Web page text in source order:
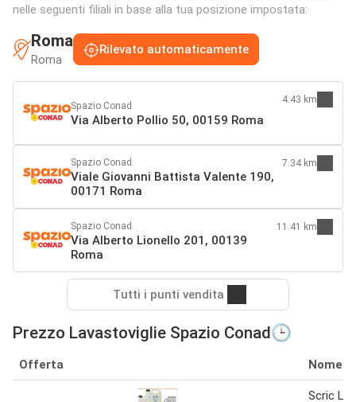
nelle seguenti filiali in base alla tua posizione impostata:
Roma
Roma
Rilevato automaticamente
Spazio Conad
Via Alberto Pollio 50, 00159 Roma
4.43 km
Spazio Conad
Viale Giovanni Battista Valente 190,
00171 Roma
7.34 km
Spazio Conad
Via Alberto Lionello 201, 00139
Roma
11.41 km
Tutti i punti vendita
Prezzo Lavastoviglie Spazio Conad🕒
Offerta Nome
Scric